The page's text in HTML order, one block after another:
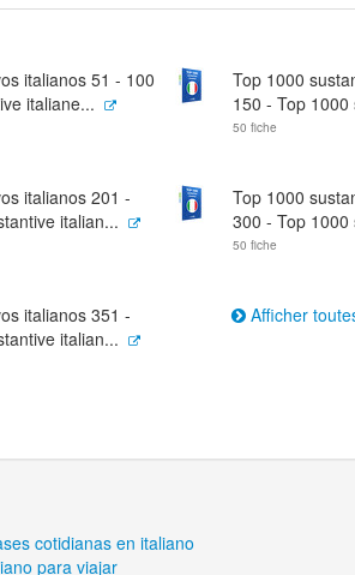
italianos 51 - 100
italiane...
Top 1000
150 - Top
50 fiche
italianos 201 -
italian...
Top 1000
300 - Top 1000
50 fiche
italianos 351 -
italian...
Afficher
cotidianas en italiano
para viajar